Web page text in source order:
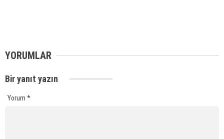
YORUMLAR
Bir yanıt yazın
Yorum *